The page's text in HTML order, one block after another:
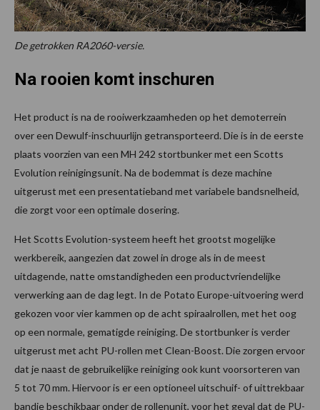
De getrokken RA2060-versie.
Na rooien komt inschuren
Het product is na de rooiwerkzaamheden op het demoterrein
over een Dewulf-inschuurlijn getransporteerd. Die is in de eerste
plaats voorzien van een MH 242 stortbunker met een Scotts
Evolution reinigingsunit. Na de bodemmat is deze machine
uitgerust met een presentatieband met variabele bandsnelheid,
die zorgt voor een optimale dosering.
Het Scotts Evolution-systeem heeft het grootst mogelijke
werkbereik, aangezien dat zowel in droge als in de meest
uitdagende, natte omstandigheden een productvriendelijke
verwerking aan de dag legt. In de Potato Europe-uitvoering werd
gekozen voor vier kammen op de acht spiraalrollen, met het oog
op een normale, gematigde reiniging. De stortbunker is verder
uitgerust met acht PU-rollen met Clean-Boost. Die zorgen ervoor
dat je naast de gebruikelijke reiniging ook kunt voorsorteren van
5 tot 70 mm. Hiervoor is er een optioneel uitschuif- of uittrekbaar
bandje beschikbaar onder de rollenunit, voor het geval dat de PU-